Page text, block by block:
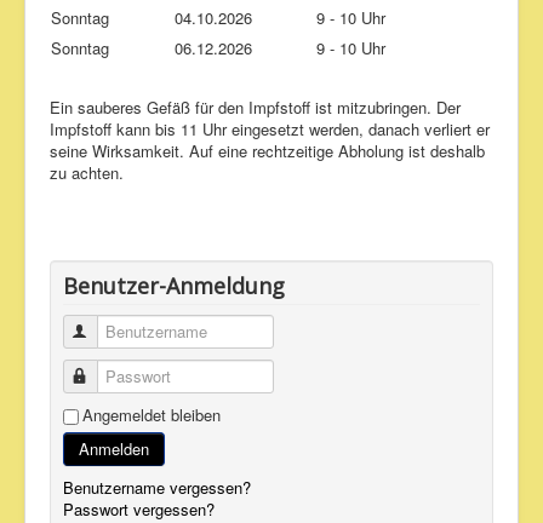
Sonntag
04.10.2026
9 - 10 Uhr
Sonntag
06.12.2026 9 - 10 Uhr
Ein sauberes Gefäß für den Impfstoff ist mitzubringen. Der
Impfstoff kann bis 11 Uhr eingesetzt werden, danach verliert er
seine Wirksamkeit. Auf eine rechtzeitige Abholung ist deshalb
zu achten.
Benutzer-Anmeldung
Benutzername
Passwort
Angemeldet bleiben
Anmelden
Benutzername vergessen?
Passwort vergessen?